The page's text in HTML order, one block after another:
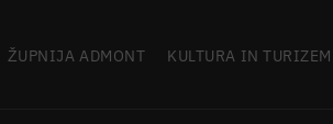
ŽUPNIJA ADMONT KULTURA IN TURIZEM